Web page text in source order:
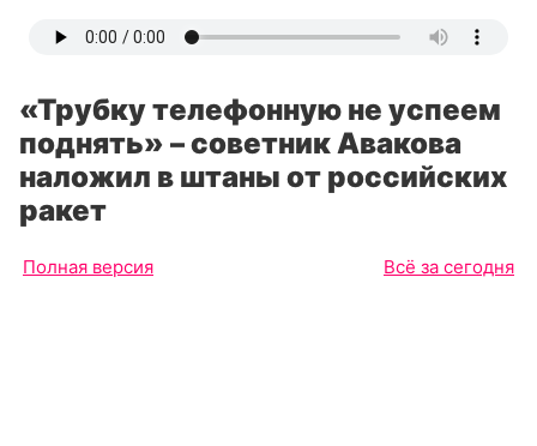
«Трубку телефонную не успеем
поднять» – советник Авакова
наложил в штаны от российских
ракет
Полная версия Всё за сегодня